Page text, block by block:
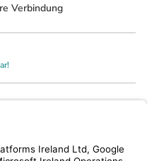
Verbindung